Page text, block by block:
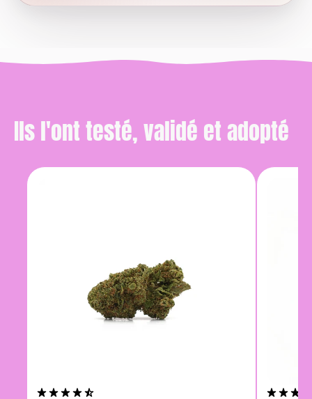
Ils l'ont testé, validé et adopté